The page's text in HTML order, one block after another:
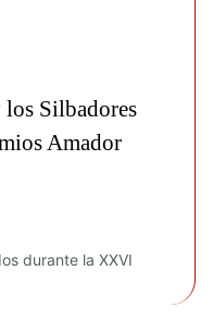
Silbadores
Amador
durante la XXVI